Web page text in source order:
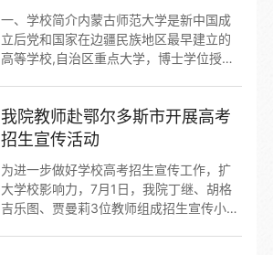
士学位研究生工作的高等学校。二、学院
简介内蒙古师范大学经济管理学院成立于
2006年6月。学院现开设经济学、经济与
一、学校简介内蒙古师范大学是新中国成
立后党和国家在边疆民族地区最早建立的
高等学校,自治区重点大学，博士学位授予
科研流动站3个，硕士学位授权一级学科26
个，硕士专业学位类别18种。2008年成为
士学位研究生工作的高等学校。二、学院
简介内蒙古师范大学经济管理学院成立于
2006年6月。学院现开设经济学、经济与
我院教师赴鄂尔多斯市开展高考
招生宣传活动
为进一步做好学校高考招生宣传工作，扩
大学校影响力，7月1日，我院丁继、胡格
吉乐图、贾曼莉3位教师组成招生宣传小